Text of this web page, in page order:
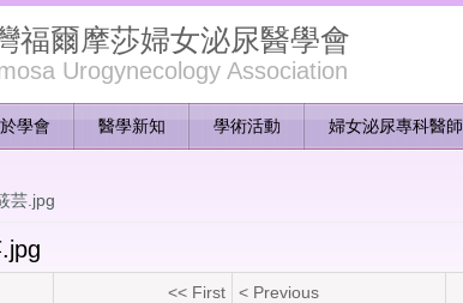
福爾摩莎婦女泌尿醫學會
Urogynecology Association
學會 醫學新知 學術活動 婦女泌尿專科醫師
芸.jpg
<< First < Previous